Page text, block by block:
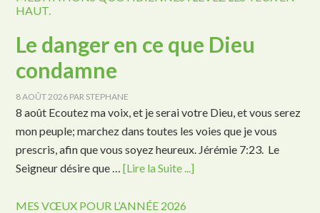
HAUT.
Le danger en ce que Dieu
condamne
8 AOÛT 2026 PAR STEPHANE
8 août Ecoutez ma voix, et je serai votre Dieu, et vous serez
mon peuple; marchez dans toutes les voies que je vous
prescris, afin que vous soyez heureux. Jérémie 7:23. Le
Seigneur désire que …[Lire la Suite ...]
MES VŒUX POUR L’ANNÉE 2026